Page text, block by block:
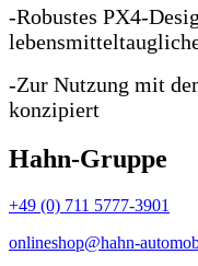
-Robustes PX4-
-Zur Nutzung mit
konzipiert
Hahn-Gruppe
+49 (0) 711 5777-3901
onlineshop@hahn-